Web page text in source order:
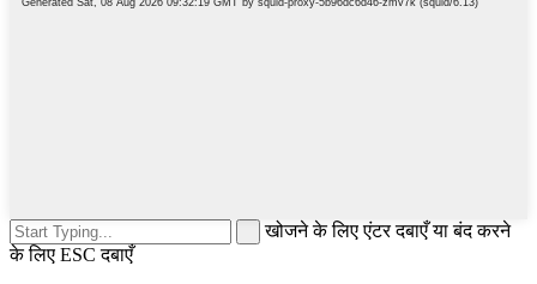
खोजने के लिए एंटर दबाएँ या बंद करने
के लिए ESC दबाएँ